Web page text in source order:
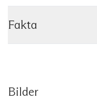
Fakta
Bilder